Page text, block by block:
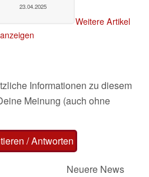
23.04.2025
Weitere Artikel
anzeigen
Informationen zu diesem
Meinung (auch ohne
/ Antworten
Neuere News